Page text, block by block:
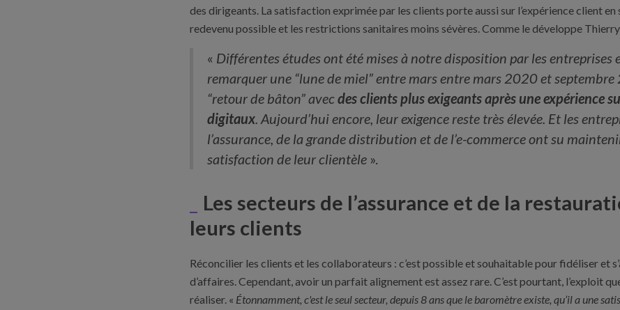
des dirigeants. La satisfaction exprimée par les clients porte aussi sur l’expérience client
redevenu possible et les restrictions sanitaires moins sévères. Comme le développe Thierry
« Différentes études ont été mises à notre disposition par les entreprises
remarquer une “lune de miel” entre mars entre mars 2020 et
“retour de bâton” avecdes clients plus exigeants après une expérience
digitaux. Aujourd’hui encore, leur exigence reste très élevée. Et les
l’assurance, de la grande distribution et de l’e-commerce ont su
satisfaction de leur clientèle».
Les secteurs de l’assurance et de la
leurs clients
Réconcilier les clients et les collaborateurs : c’est possible et souhaitable pour fidéliser et
d’affaires. Cependant, avoir un parfait alignement est assez rare. C’est pourtant, l’exploit
réaliser. « Étonnamment, c'est le seul secteur, depuis 8 ans que le baromètre existe, qu’il a une